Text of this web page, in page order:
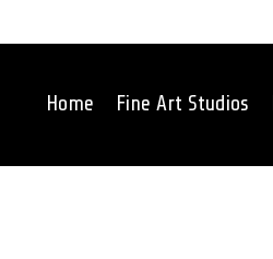
Home Fine Art Studios